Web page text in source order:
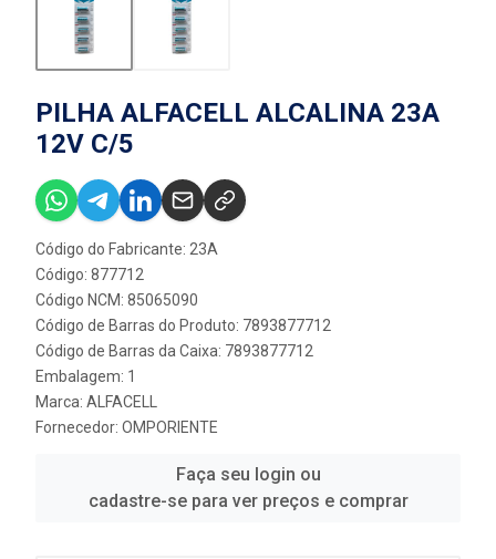
PILHA ALFACELL ALCALINA 23A
12V C/5
Código do Fabricante: 23A
Código: 877712
Código NCM: 85065090
Código de Barras do Produto: 7893877712
Código de Barras da Caixa: 7893877712
Embalagem: 1
Marca: ALFACELL
Fornecedor: OMPORIENTE
Faça seu login ou
cadastre-se para ver preços e comprar